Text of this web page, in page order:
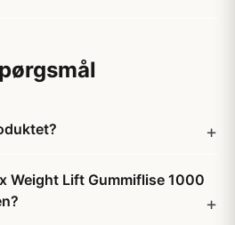
Weight Lift Gummiflise 1000